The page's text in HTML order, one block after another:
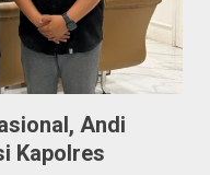
Andi
Kapolres